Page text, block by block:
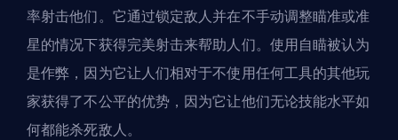
率射击他们。它通过锁定敌人并在不手动调整瞄准或准
星的情况下获得完美射击来帮助人们。使用自瞄被认为
是作弊，因为它让人们相对于不使用任何工具的其他玩
家获得了不公平的优势，因为它让他们无论技能水平如
何都能杀死敌人。